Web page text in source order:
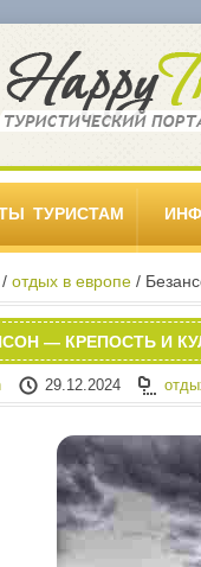
ТУРИСТАМ
/ отдых в европе /
— КРЕПОСТЬ И
29.12.2024